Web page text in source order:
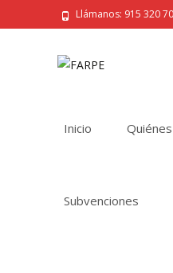
Llámanos: 915 320
Inicio
Subvenciones